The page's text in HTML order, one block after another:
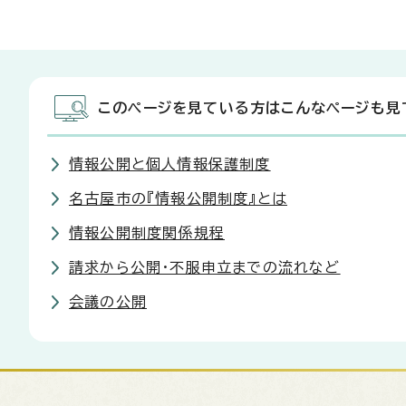
このページを見ている方はこんなページも見
情報公開と個人情報保護制度
名古屋市の『情報公開制度』とは
情報公開制度関係規程
請求から公開・不服申立までの流れなど
会議の公開